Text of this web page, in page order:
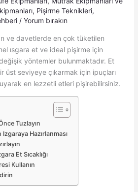
, Pişirme Teknikleri,
/ Yorum bırakın
ve davetlerde en çok tüketilen
ısgara et ve ideal pişirme için
yöntemler bulunmaktadır. Et
üst seviyeye çıkarmak için ipuçları
en lezzetli etleri pişirebilirsiniz.
Tuzlayın
Hazırlanması
Et Sıcaklığı
Kullanın